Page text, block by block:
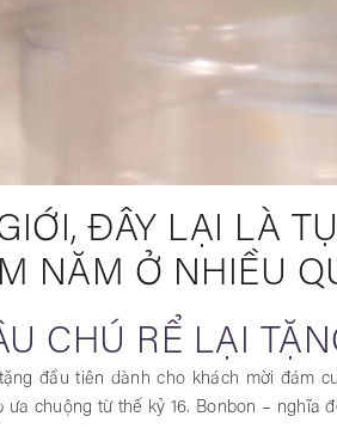
ĐÂY LẠI LÀ
NĂM Ở NHIỀU
CHÚ RỂ LẠI
đầu tiên dành cho khách mời
chuộng từ thế kỷ 16. Bonbon – nghĩa